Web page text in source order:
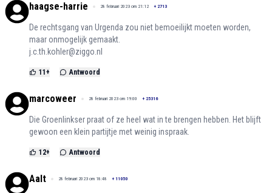
haagse-harrie 28 februari 2023 om 21:12 + 2713
De rechtsgang van Urgenda zou niet bemoeilijkt moeten worden,
maar onmogelijk gemaakt.
j.c.th.kohler@ziggo.nl
11 + Antwoord
marcoweer 28 februari 2023 om 19:00 + 25316
Die Groenlinkser praat of ze heel wat in te brengen hebben. Het blijft
gewoon een klein partijtje met weinig inspraak.
12+ Antwoord
Aalt 28 februari 2023 om 18:48 + 11050